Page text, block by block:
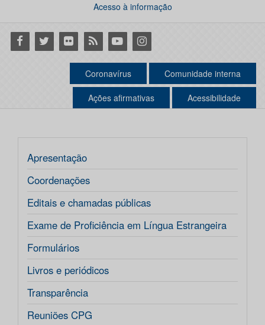
Acesso à informação
Facebook
Twitter Flickr RSS YoutubeInstagram
Coronavírus Comunidade interna
Ações afirmativas Acessibilidade
Apresentação
Coordenações
Editais e chamadas públicas
Exame de Proficiência em Língua Estrangeira
Formulários
Livros e periódicos
Transparência
Reuniões CPG